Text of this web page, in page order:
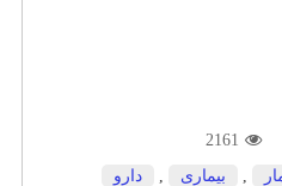
2161
بیماری دارو